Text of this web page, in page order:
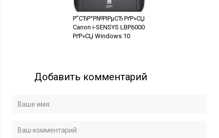
Р”СЂР°Р№РІРµСЂ РґР»СЏ
Canon i-SENSYS LBP6000
РґР»СЏ Windows 10
Добавить комментарий